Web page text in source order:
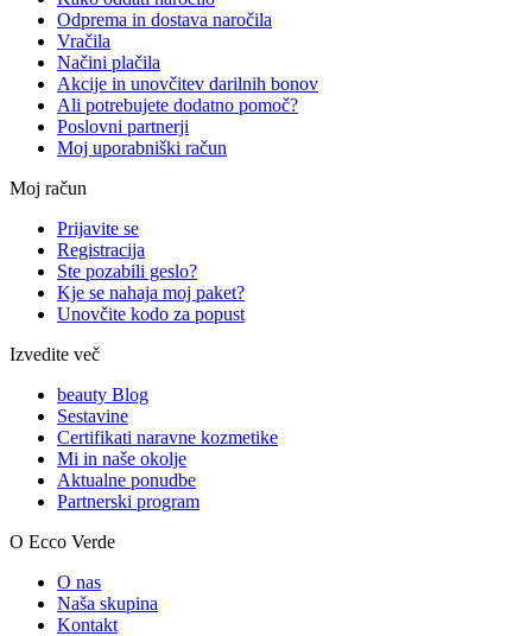
Odprema in dostava naročila
Vračila
Načini plačila
Akcije in unovčitev darilnih bonov
Ali potrebujete dodatno pomoč?
Poslovni partnerji
Moj uporabniški račun
Moj račun
Prijavite se
Registracija
Ste pozabili geslo?
Kje se nahaja moj paket?
Unovčite kodo za popust
Izvedite več
beauty Blog
Sestavine
Certifikati naravne kozmetike
Mi in naše okolje
Aktualne ponudbe
Partnerski program
O Ecco Verde
O nas
Naša skupina
Kontakt